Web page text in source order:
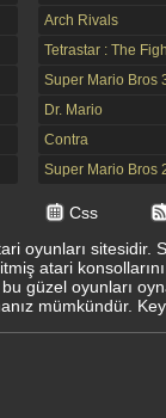
Arch Rivals
Tetrastar : The
Super Mario Bros
Dr. Mario
Contra
Super Mario Bros
Css
oyunları
atari
güzel oyunları
mümkündür.